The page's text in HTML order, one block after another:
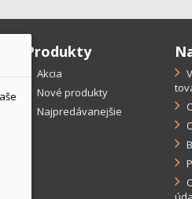
Produkty
Akcia
Nové produkty
Najpredávanejšie